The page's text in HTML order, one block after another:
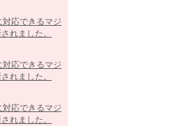
応できるマジ
れました。
応できるマジ
れました。
応できるマジ
れました。